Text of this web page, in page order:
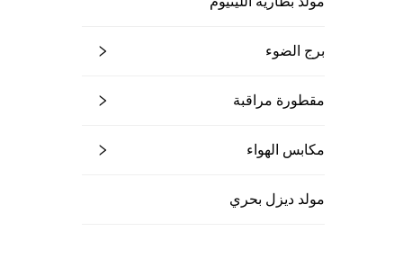
برج الضوء
مقطورة مراقبة
مكابس الهواء
مولد ديزل بحري